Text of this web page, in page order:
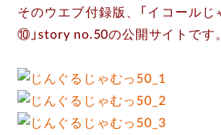
そのウエブ付録版、「イコールじ
⑩」story no.50の公開サイトです